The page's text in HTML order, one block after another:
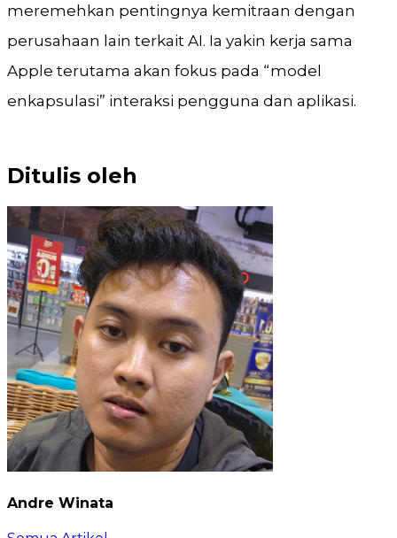
meremehkan pentingnya kemitraan dengan
perusahaan lain terkait AI. Ia yakin kerja sama
Apple terutama akan fokus pada “model
enkapsulasi” interaksi pengguna dan aplikasi.
Ditulis oleh
Andre Winata